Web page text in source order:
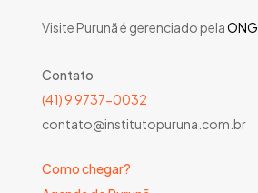
Visite Purunã é gerenciado pelaONG
Contato
(41) 9 9737-0032
contato@institutopuruna.com.br
Como chegar?